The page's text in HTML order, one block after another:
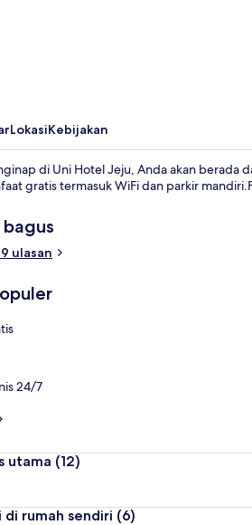
LokasiKebijakan
di Uni Hotel Jeju, Anda akan berada
gratis termasuk WiFi dan parkir
ulasan
24/7
utama (12)
rumah sendiri (6)